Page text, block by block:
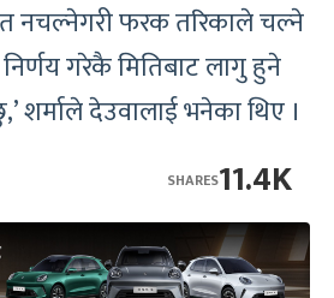
नचल्नेगरी फरक तरिकाले चल्ने
निर्णय गरेकै मितिबाट लागु हुने
शर्माले देउवालाई भनेका थिए ।
11.4K
SHARES